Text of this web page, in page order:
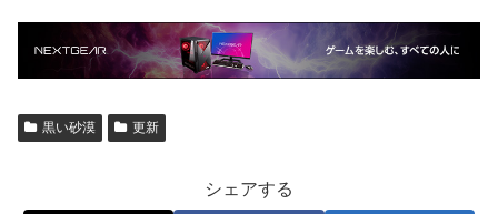
黒い砂漠 更新
シェアする